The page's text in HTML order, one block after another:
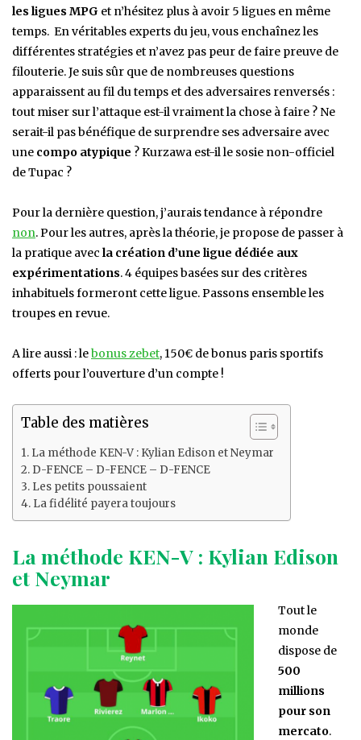
les ligues MPG et n’hésitez plus à avoir 5 ligues en même
temps. En véritables experts du jeu, vous enchaînez les
différentes stratégies et n’avez pas peur de faire preuve de
filouterie. Je suis sûr que de nombreuses questions
apparaissent au fil du temps et des adversaires renversés :
tout miser sur l’attaque est-il vraiment la chose à faire ? Ne
serait-il pas bénéfique de surprendre ses adversaire avec
une compo atypique ? Kurzawa est-il le sosie non-officiel
de Tupac ?
Pour la dernière question, j’aurais tendance à répondre
non. Pour les autres, après la théorie, je propose de passer à
la pratique avec la création d’une ligue dédiée aux
expérimentations. 4 équipes basées sur des critères
inhabituels formeront cette ligue. Passons ensemble les
troupes en revue.
A lire aussi : lebonus zebet, 150€ de bonus paris sportifs
offerts pour l’ouverture d’un compte !
Table des matières
La méthode KEN-V : Kylian Edison et Neymar
D-FENCE – D-FENCE – D-FENCE
Les petits poussaient
La fidélité payera toujours
La méthode KEN-V : Kylian Edison
et Neymar
Tout le
monde
dispose de
500
millions
pour son
mercato.